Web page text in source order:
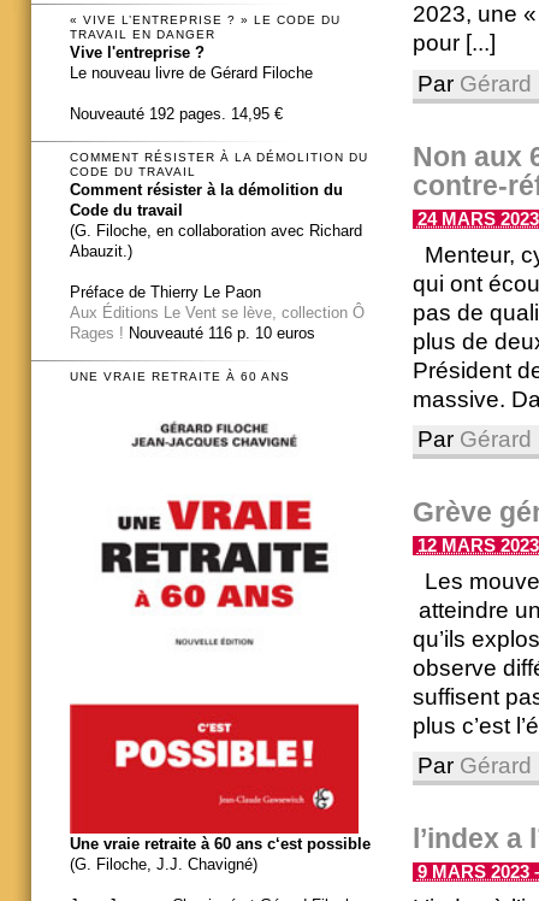
2023, une
pour [...]
Par Gérard
Non aux
contre-
24 MARS
Menteur,
qui ont
pas de
plus de
Président
massive.
Par Gérard
Grève
12 MARS
Les
atteindre
qu’ils
observe
suffisent
plus c’est
Par Gérard
l’index a
9 MARS 2023
« VIVE L’ENTREPRISE ? » LE CODE DU
TRAVAIL EN DANGER
Vive l'entreprise ?
Le nouveau livre de Gérard Filoche
Nouveauté 192 pages. 14,95 €
COMMENT RÉSISTER À LA DÉMOLITION DU
CODE DU TRAVAIL
Comment résister à la démolition du
Code du travail
(G. Filoche, en collaboration avec Richard
Abauzit.)
Préface de Thierry Le Paon
Aux Éditions Le Vent se lève, collection Ô
Rages ! Nouveauté 116 p. 10 euros
UNE VRAIE RETRAITE À 60 ANS
Une vraie retraite à 60 ans c‘est possible
(G. Filoche, J.J. Chavigné)